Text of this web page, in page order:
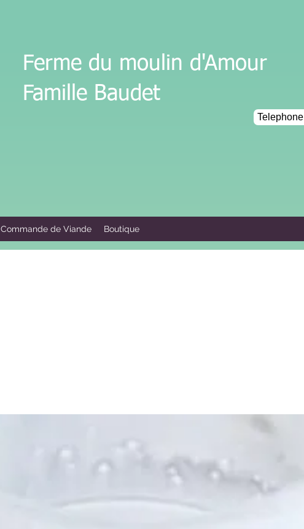
Ferme du moulin d'Amour
Famille Baudet
Telephone
Commande de Viande Boutique